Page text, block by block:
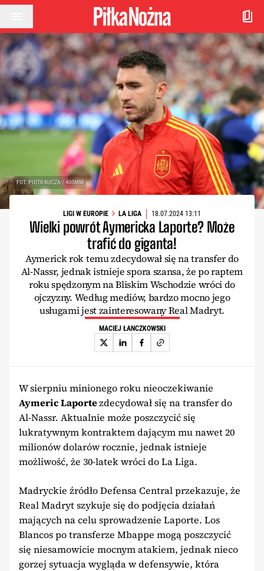
Przejdź do treści
FOT. PIOTR KUCZA / 400MM
LIGI W EUROPIE LA LIGA 18.07.2024 13:11
Wielki powrót Aymericka Laporte? Może
trafić do giganta!
Aymerick rok temu zdecydował się na transfer do
Al-Nassr, jednak istnieje spora szansa, że po raptem
roku spędzonym na Bliskim Wschodzie wróci do
ojczyzny. Według mediów, bardzo mocno jego
usługami jest zainteresowany Real Madryt.
MACIEJ ŁANCZKOWSKI
W sierpniu minionego roku nieoczekiwanie
Aymeric Laportezdecydował się na transfer do
Al-Nassr. Aktualnie może poszczycić się
lukratywnym kontraktem dającym mu nawet 20
milionów dolarów rocznie, jednak istnieje
możliwość, że 30-latek wróci do La Liga.
Madryckie źródło Defensa Central przekazuje, że
Real Madryt szykuje się do podjęcia działań
mających na celu sprowadzenie Laporte. Los
Blancos po transferze Mbappe mogą poszczycić
się niesamowicie mocnym atakiem, jednak nieco
gorzej sytuacja wygląda w defensywie, która